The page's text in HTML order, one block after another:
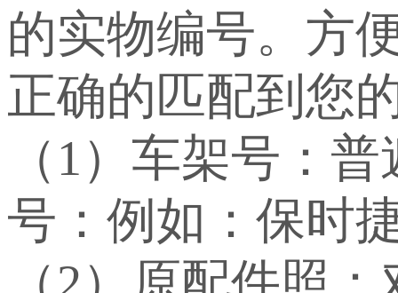
的实物编号。方
正确的匹配到您
（1）车架号：
号：例如：保时